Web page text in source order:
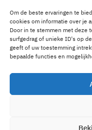
Om de beste ervaringen te
cookies om informatie over je
Door in te stemmen met deze
surfgedrag of unieke ID's op
geeft of uw toestemming
bepaalde functies en
Bestuur
Leden
Voorwaarden
Reglement
Statuten
Privacy Statement